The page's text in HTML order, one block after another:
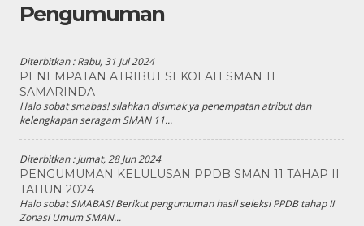
Pengumuman
Diterbitkan :Rabu, 31 Jul 2024
PENEMPATAN ATRIBUT SEKOLAH SMAN 11
SAMARINDA
Halo sobat smabas! silahkan disimak ya penempatan atribut dan
kelengkapan seragam SMAN 11...
Diterbitkan :Jumat, 28 Jun 2024
PENGUMUMAN KELULUSAN PPDB SMAN 11 TAHAP II
TAHUN 2024
Halo sobat SMABAS! Berikut pengumuman hasil seleksi PPDB tahap II
Zonasi Umum SMAN...